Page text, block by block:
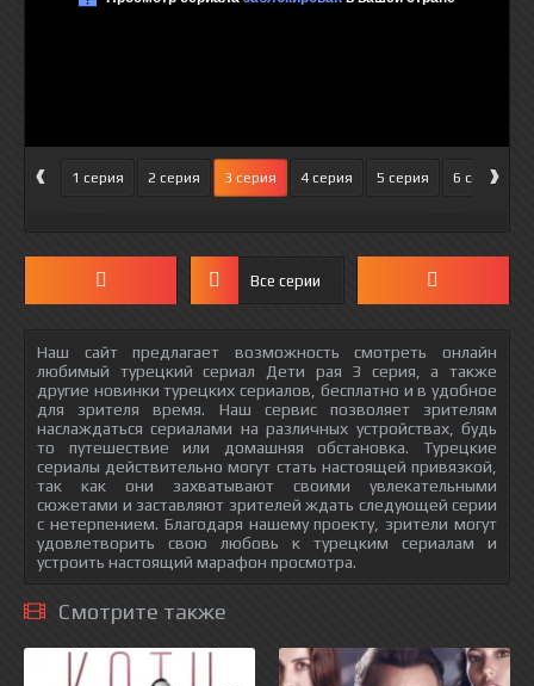
‹ 1 серия 2 серия 3 серия 4 серия 5 серия 6 серия
›
Все серии
Наш сайт предлагает возможность смотреть онлайн
любимый турецкий сериал Дети рая 3 серия, а также
другие новинки турецких сериалов, бесплатно и в удобное
для зрителя время. Наш сервис позволяет зрителям
наслаждаться сериалами на различных устройствах, будь
то путешествие или домашняя обстановка. Турецкие
сериалы действительно могут стать настоящей привязкой,
так как они захватывают своими увлекательными
сюжетами и заставляют зрителей ждать следующей серии
с нетерпением. Благодаря нашему проекту, зрители могут
удовлетворить свою любовь к турецким сериалам и
устроить настоящий марафон просмотра.
Смотрите также